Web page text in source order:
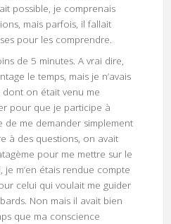
possible, je comprenais
mais parfois, il fallait
pour les comprendre.
de 5 minutes. A vrai dire,
le temps, mais je n’avais
on était venu me
pour que je participe à
me demander simplement
à des questions, on avait
pour me mettre sur le
m’en étais rendue compte
celui qui voulait me guider
Non mais il avait bien
que ma conscience